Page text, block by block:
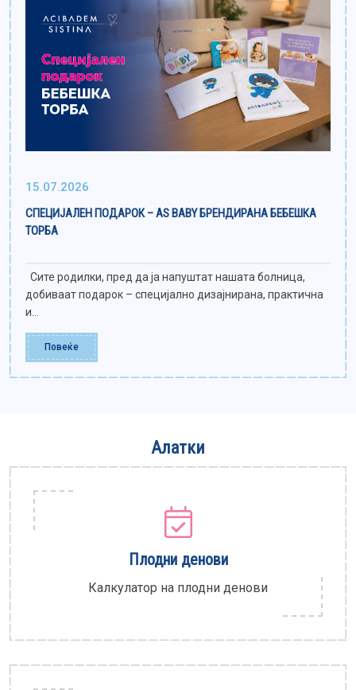
15.07.2026
СПЕЦИЈАЛЕН ПОДАРОК – AS BABY БРЕНДИРАНА БЕБЕШКА
ТОРБА
Сите родилки, пред да ја напуштат нашата болница,
добиваат подарок – специјално дизајнирана, практична
и...
Повеќе
Алатки
Плодни денови
Калкулатор на плодни денови